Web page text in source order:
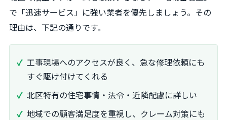
で「迅速サービス」に強い業者を優先しましょう。その
理由は、下記の通りです。
工事現場へのアクセスが良く、急な修理依頼にも
すぐ駆け付けてくれる
北区特有の住宅事情・法令・近隣配慮に詳しい
地域での顧客満足度を重視し、クレーム対策にも